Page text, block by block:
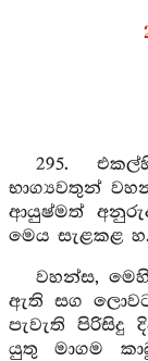
295.
භාග්‍යවතුන්
ආයුෂ්මත්
මෙය සැළකළ හ.
වහන්ස,
ඇති සග ලොවට
පැවැති
යුතු මාගම